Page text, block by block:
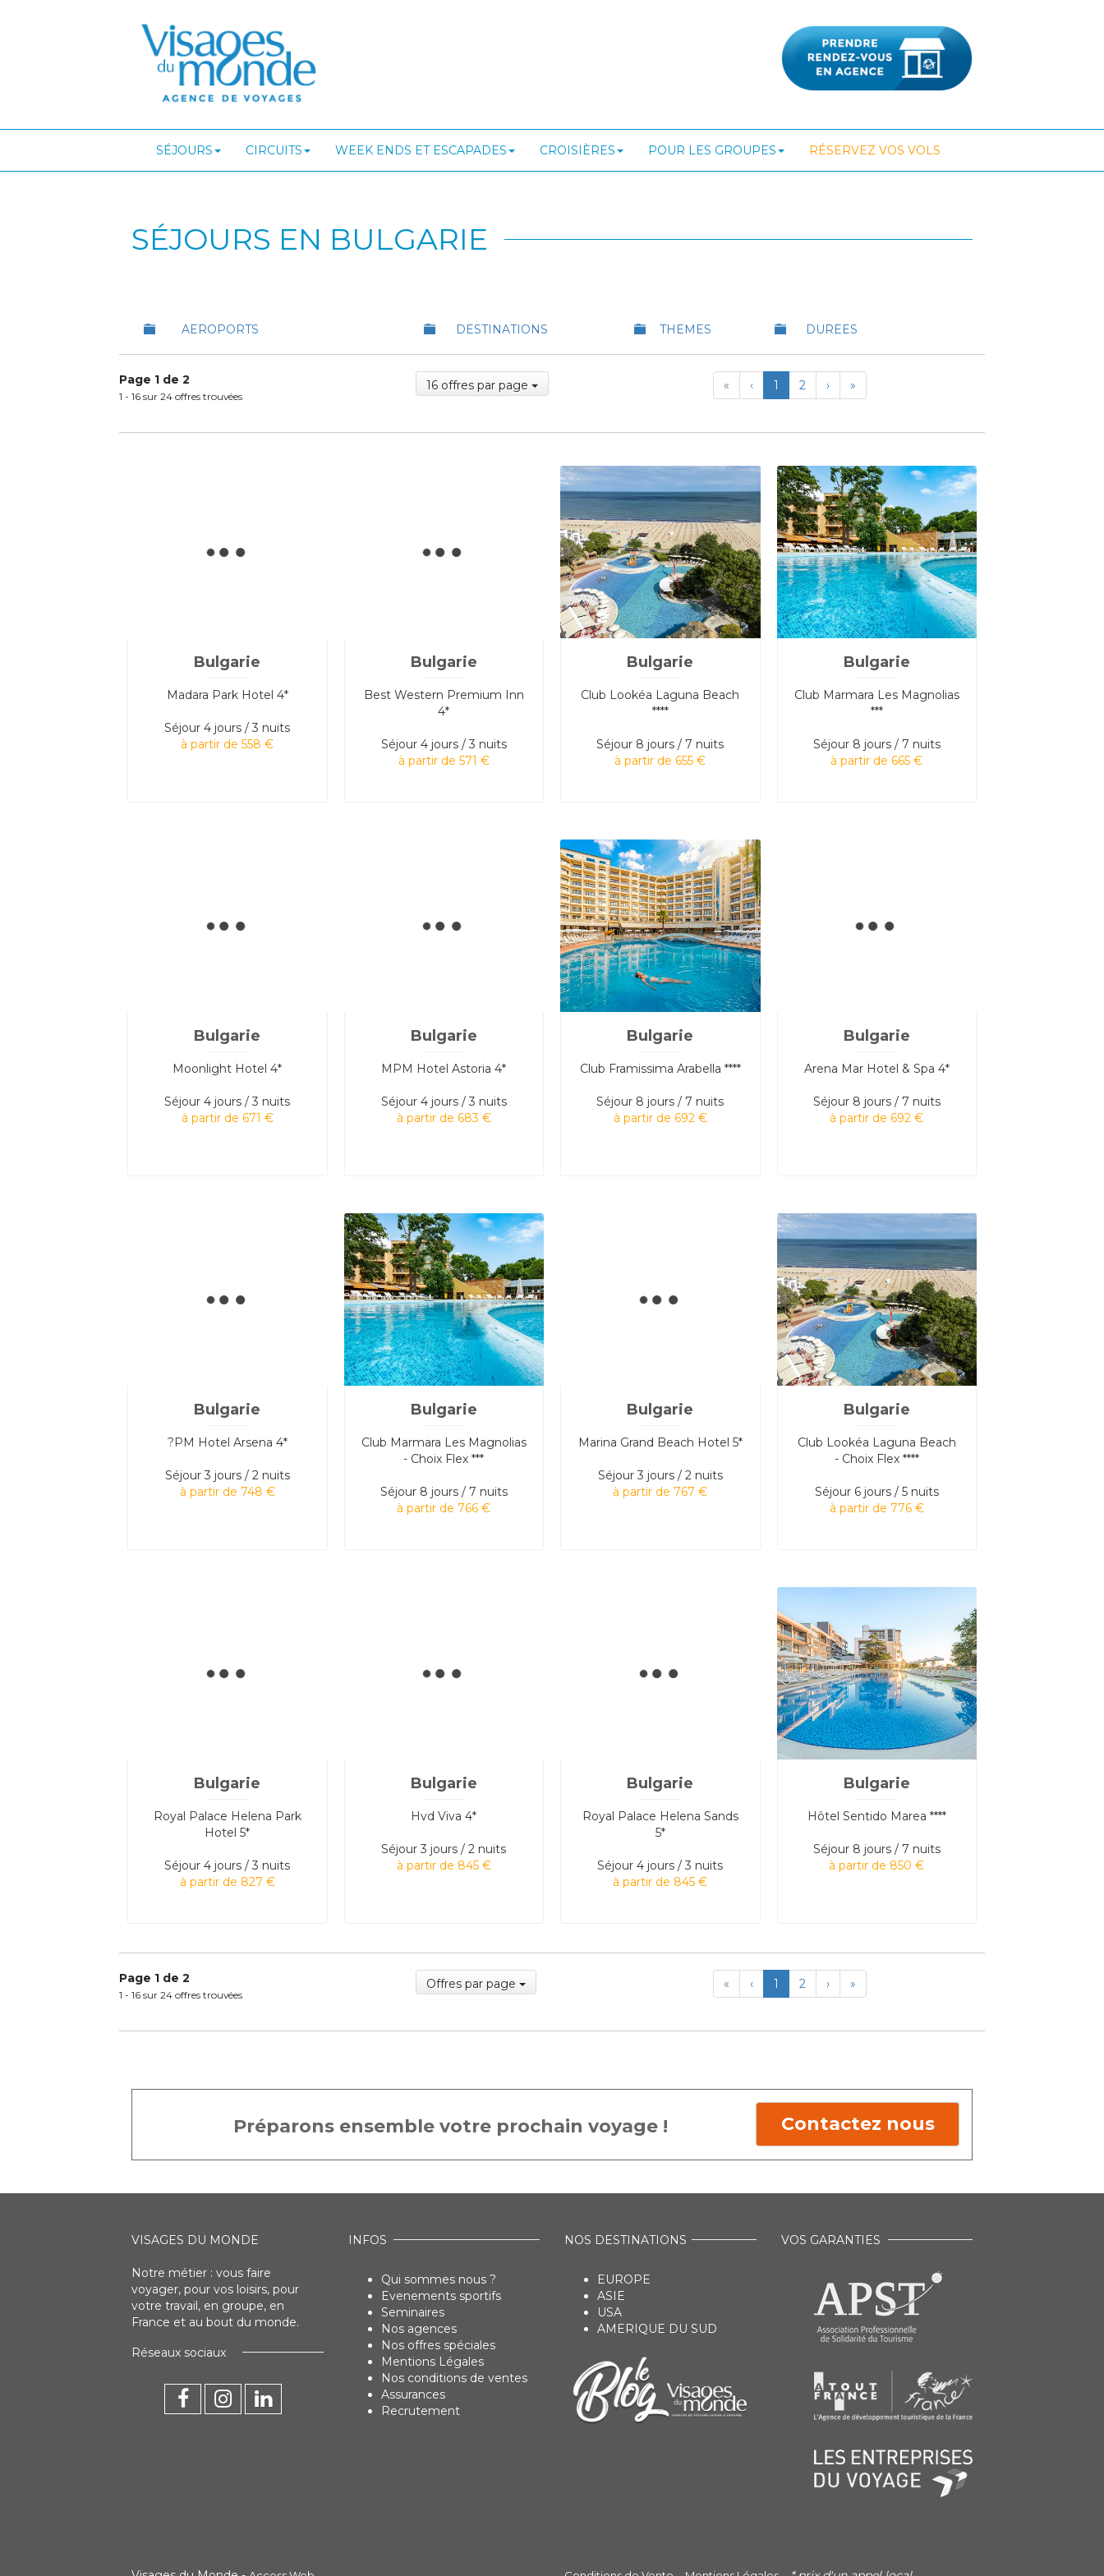
SÉJOURS CIRCUITS WEEK ENDS ET ESCAPADES CROISIÈRES POUR LES GROUPES RÉSERVEZ VOS VOLS
SÉJOURS EN BULGARIE
AEROPORTS DESTINATIONS THEMES DUREES
Page 1 de 2
1 - 16 sur 24 offres trouvées
16 offres par page «First‹Previous
1 2 ›Next
»Last
Bulgarie
Madara Park Hotel 4*
Séjour 4 jours / 3 nuits
à partir de 558 €
Bulgarie
Best Western Premium Inn
4*
Séjour 4 jours / 3 nuits
à partir de 571 €
Bulgarie
Club Lookéa Laguna Beach
****
Séjour 8 jours / 7 nuits
à partir de 655 €
Bulgarie
Club Marmara Les Magnolias
***
Séjour 8 jours / 7 nuits
à partir de 665 €
Bulgarie
Moonlight Hotel 4*
Séjour 4 jours / 3 nuits
à partir de 671 €
Bulgarie
MPM Hotel Astoria 4*
Séjour 4 jours / 3 nuits
à partir de 683 €
Bulgarie
Club Framissima Arabella ****
Séjour 8 jours / 7 nuits
à partir de 692 €
Bulgarie
Arena Mar Hotel & Spa 4*
Séjour 8 jours / 7 nuits
à partir de 692 €
Bulgarie
?PM Hotel Arsena 4*
Séjour 3 jours / 2 nuits
à partir de 748 €
Bulgarie
Club Marmara Les Magnolias
- Choix Flex ***
Séjour 8 jours / 7 nuits
à partir de 766 €
Bulgarie
Marina Grand Beach Hotel 5*
Séjour 3 jours / 2 nuits
à partir de 767 €
Bulgarie
Club Lookéa Laguna Beach
- Choix Flex ****
Séjour 6 jours / 5 nuits
à partir de 776 €
Bulgarie
Royal Palace Helena Park
Hotel 5*
Séjour 4 jours / 3 nuits
à partir de 827 €
Bulgarie
Hvd Viva 4*
Séjour 3 jours / 2 nuits
à partir de 845 €
Bulgarie
Royal Palace Helena Sands
5*
Séjour 4 jours / 3 nuits
à partir de 845 €
Bulgarie
Hôtel Sentido Marea ****
Séjour 8 jours / 7 nuits
à partir de 850 €
Page 1 de 2
1 - 16 sur 24 offres trouvées
Offres par page «First‹Previous
1 2 ›Next
»Last
Préparons ensemble votre prochain voyage ! Contactez nous
VISAGES DU MONDE
Notre métier : vous faire
voyager, pour vos loisirs, pour
votre travail, en groupe, en
France et au bout du monde.
Réseaux sociaux
INFOS
Qui sommes nous ?
Evenements sportifs
Seminaires
Nos agences
Nos offres spéciales
Mentions Légales
Nos conditions de ventes
Assurances
Recrutement
NOS DESTINATIONS
EUROPE
ASIE
USA
AMERIQUE DU SUD
VOS GARANTIES